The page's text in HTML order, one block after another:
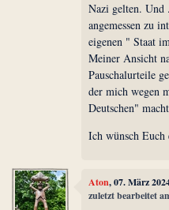
Nazi gelten. Und
angemessen zu
eigenen " Staat
Meiner Ansicht
Pauschalurteile
der mich wegen
Deutschen"
Ich wünsch Euch
Aton, 07. März
zuletzt bearbeitet